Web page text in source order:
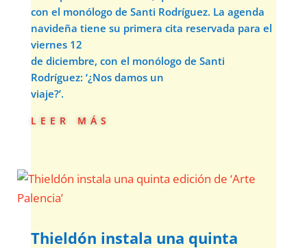
con el monólogo de Santi Rodríguez. La agenda
navideña tiene su primera cita reservada para el
viernes 12
de diciembre, con el monólogo de Santi
Rodríguez: ‘¿Nos damos un
viaje?’.
leer más
Thieldón instala una quinta